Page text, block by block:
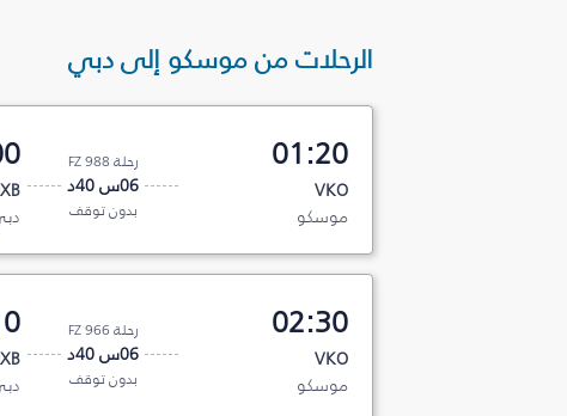
الرحلات من موسكو إلى دبي
01:20
VKO
موسكو
رحلة FZ 988
06س 40د
بدون توقف
02:30
VKO
موسكو
رحلة FZ 966
06س 40د
بدون توقف